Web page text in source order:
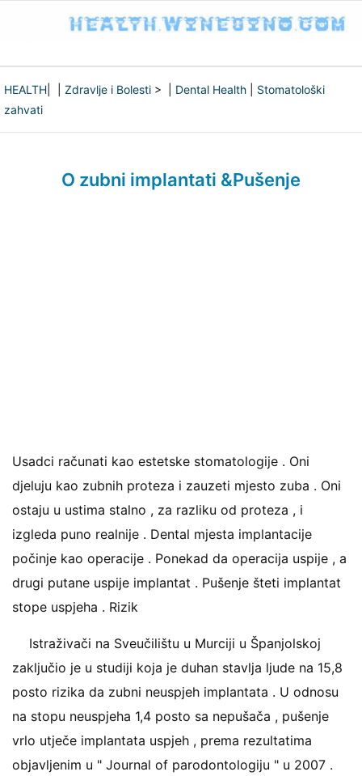
HEALTH Zdravlje i Bolesti > | Dental Health
Stomatološki
zahvati
O zubni implantati &Pušenje
Usadci računati kao estetske stomatologije . Oni
djeluju kao zubnih proteza i zauzeti mjesto zuba . Oni
ostaju u ustima stalno , za razliku od proteza , i
izgleda puno realnije . Dental mjesta implantacije
počinje kao operacije . Ponekad da operacija uspije , a
drugi putane uspije implantat . Pušenje šteti implantat
stope uspjeha . Rizik
Istraživači na Sveučilištu u Murciji u Španjolskoj
zaključio je u studiji koja je duhan stavlja ljude na 15,8
posto rizika da zubni neuspjeh implantata . U odnosu
na stopu neuspjeha 1,4 posto sa nepušača , pušenje
vrlo utječe implantata uspjeh , prema rezultatima
objavljenim u " Journal of parodontologiju " u 2007 .